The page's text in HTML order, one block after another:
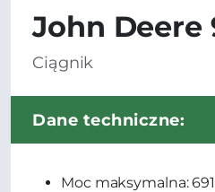
John Deere
Ciągnik
Dane techniczne:
Moc maksymalna: